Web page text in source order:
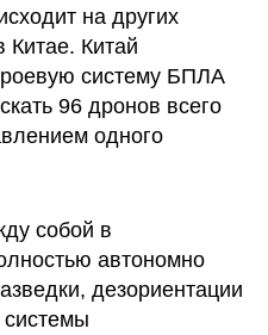
на других
Китае. Китай
систему БПЛА
96 дронов всего
одного
собой в
автономно
дезориентации
системы